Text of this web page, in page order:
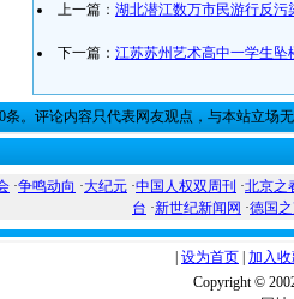
上一篇： 湖北潜江数万市民游行反
下一篇： 江苏苏州艺术高中一学生坠
条。评论内容只代表网友观点，与本站立场
·争鸣动向 ·大纪元 ·中国人权双周刊 ·北京之
台 ·新世纪新闻网 ·德国
设为首页 加入
Copyright ©